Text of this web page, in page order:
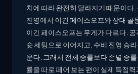
치에 따라 완전히 달라지기 때문이다.
진영에서 이긴 페이스오프와 상대 골
이긴 페이스오프는 무게가 다르다.
슛 세팅으로 이어지고, 수비 진영 승
운다. 그래서 전체 승률보다 존별 승
률을 따로 떼어 보는 편이 실제 득점력